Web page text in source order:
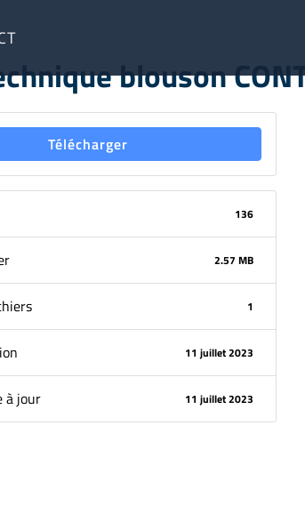
blouson
Télécharger
136
2.57 MB
1
11 juillet 2023
à jour 11 juillet 2023